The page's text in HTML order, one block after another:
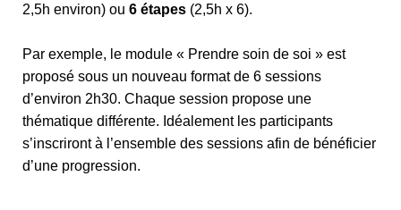
2,5h environ) ou 6 étapes (2,5h x 6).
Par exemple, le module « Prendre soin de soi » est
proposé sous un nouveau format de 6 sessions
d’environ 2h30. Chaque session propose une
thématique différente. Idéalement les participants
s’inscriront à l’ensemble des sessions afin de bénéficier
d’une progression.